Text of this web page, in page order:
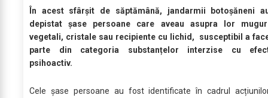
În acest sfârșit de săptămână, jandarmii botoșăneni
depistat șase persoane care aveau asupra lor
vegetali, cristale sau recipiente cu lichid, susceptibil a
parte din categoria substanțelor interzise cu
psihoactiv.
Cele șase persoane au fost identificate în cadrul